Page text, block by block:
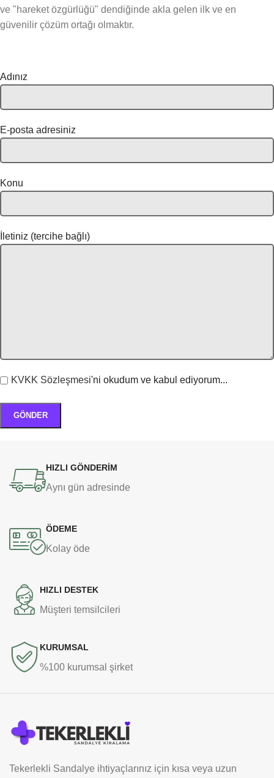
ve "hareket özgürlüğü" dendiğinde akla gelen ilk ve en
güvenilir çözüm ortağı olmaktır.
Adınız
E-posta adresiniz
Konu
İletiniz (tercihe bağlı)
KVKK Sözleşmesi'ni okudum ve kabul ediyorum...
HIZLI GÖNDERİM
Aynı gün adresinde
ÖDEME
Kolay öde
HIZLI DESTEK
Müşteri temsilcileri
KURUMSAL
%100 kurumsal şirket
Tekerlekli Sandalye ihtiyaçlarınız için kısa veya uzun